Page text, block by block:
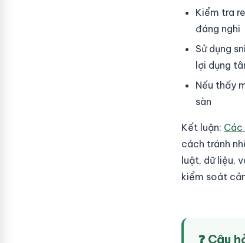
Kiểm tra
đáng nghi
Sử dụng
lợi dụng
Nếu thấy
sàn
Kết luận:
cách tránh
luật, dữ liệu,
kiểm soát
❓ Câu